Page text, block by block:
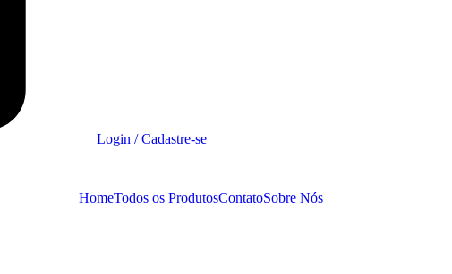
Login / Cadastre-se
HomeTodos os ProdutosContatoSobre Nós